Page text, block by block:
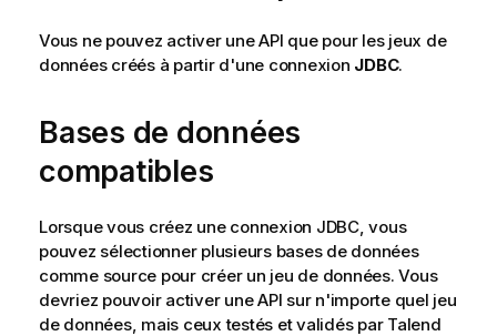
Vous ne pouvez activer une API que pour les jeux de
données créés à partir d'une connexion JDBC.
Bases de données
compatibles
Lorsque vous créez une connexion JDBC, vous
pouvez sélectionner plusieurs bases de données
comme source pour créer un jeu de données. Vous
devriez pouvoir activer une API sur n'importe quel jeu
de données, mais ceux testés et validés par Talend